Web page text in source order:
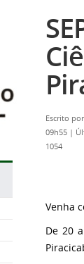
Escrito por
09h55 |
1054
Venha
De 20